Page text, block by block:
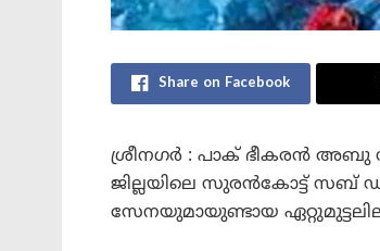
Share on Facebook
ശ്രീനഗർ : പാക് ഭീകരൻ അബു
ജില്ലയിലെ സുരൻകോട്ട് സബ്
സേനയുമായുണ്ടായ